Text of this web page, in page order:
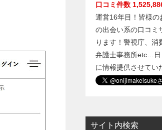
口コミ件数
運営16年目！皆様の
の出会い系の口コミ
ります！警視庁、消
弁護士事務所etc…日
に情報提供させてい
サイト内検索